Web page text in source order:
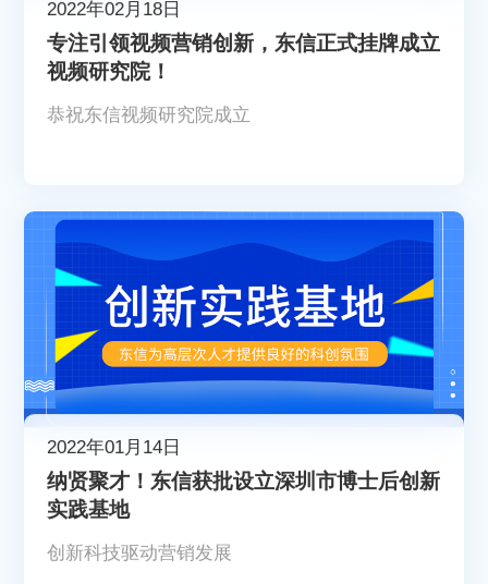
2022年02月18日
专注引领视频营销创新，东信正式挂牌成立
视频研究院！
恭祝东信视频研究院成立
2022年01月14日
纳贤聚才！东信获批设立深圳市博士后创新
实践基地
创新科技驱动营销发展